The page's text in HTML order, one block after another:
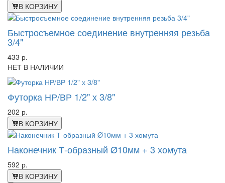
В КОРЗИНУ
Быстросъемное соединение внутренняя резьба
3/4"
433 р.
НЕТ В НАЛИЧИИ
Футорка НР/ВР 1/2" х 3/8"
202 р.
В КОРЗИНУ
Наконечник Т-образный Ø10мм + 3 хомута
592 р.
В КОРЗИНУ